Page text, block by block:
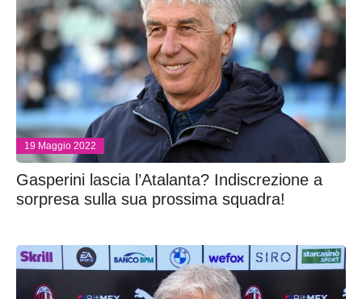
19 Maggio 2022
Gasperini lascia l’Atalanta? Indiscrezione a
sorpresa sulla sua prossima squadra!